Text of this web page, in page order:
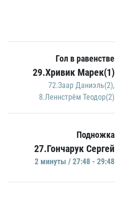
Гол в равенстве
29.Хривик Марек(1)
72.Заар Даниэль(2),
8.Леннстрём Теодор(2)
Подножка
27.Гончарук Сергей
2 минуты / 27:48 - 29:48